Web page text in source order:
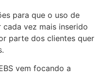
para que o uso de
vez mais inserido
parte dos clientes quer
vem focando a